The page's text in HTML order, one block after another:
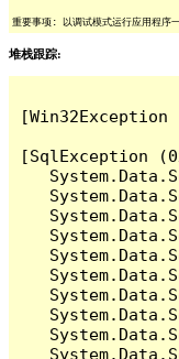
重要事项: 以调试模式运行应用程序
堆栈跟踪:
[Win32Exception
[SqlException